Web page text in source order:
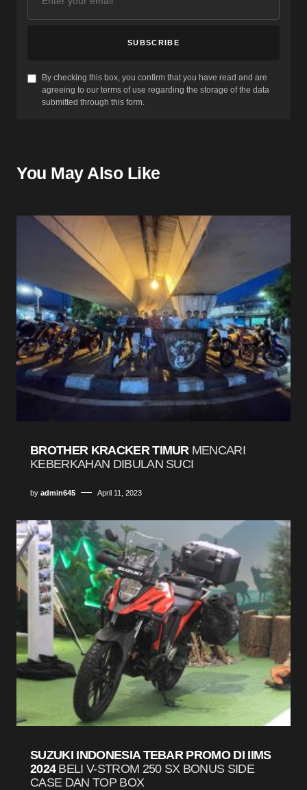
SUBSCRIBE
By checking this box, you confirm that you have read and are
agreeing to our terms of use regarding the storage of the data
submitted through this form.
You May Also Like
BROTHER KRACKER TIMUR MENCARI
KEBERKAHAN DIBULAN SUCI
by admin645 April 11, 2023
SUZUKI INDONESIA TEBAR PROMO DI IIMS
2024 BELI V-STROM 250 SX BONUS SIDE
CASE DAN TOP BOX